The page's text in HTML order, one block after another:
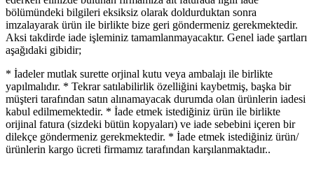
bölümündeki bilgileri eksiksiz olarak doldurduktan sonra
imzalayarak ürün ile birlikte bize geri göndermeniz gerekmektedir.
Aksi takdirde iade işleminiz tamamlanmayacaktır. Genel iade şartları
aşağıdaki gibidir;
* İadeler mutlak surette orjinal kutu veya ambalajı ile birlikte
yapılmalıdır. * Tekrar satılabilirlik özelliğini kaybetmiş, başka bir
müşteri tarafından satın alınamayacak durumda olan ürünlerin iadesi
kabul edilmemektedir. * İade etmek istediğiniz ürün ile birlikte
orijinal fatura (sizdeki bütün kopyaları) ve iade sebebini içeren bir
dilekçe göndermeniz gerekmektedir. * İade etmek istediğiniz ürün/
ürünlerin kargo ücreti firmamız tarafından karşılanmaktadır..